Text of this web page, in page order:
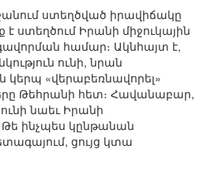
ստեղծված իրավիճակը
ստեղծում Իրանի միջուկային
համար։ Ակնհայտ է,
ունի, նրան
կերպ «վերաբեռնավորել»
Թեհրանի հետ։ Հավանաբար,
նաեւ Իրանի
Թե ինչպես կընթանան
ցույց կտա